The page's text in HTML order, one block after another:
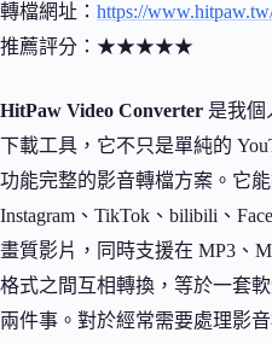
轉檔網址： https://
推薦評分：★★★★★
HitPaw Video Converter 是我個
下載工具，它不只是單純的
功能完整的影音轉檔方案。它能
Instagram、TikTok、bilibili、
畫質影片，同時支援在 MP3、
格式之間互相轉換，等於一套
兩件事。對於經常需要處理影